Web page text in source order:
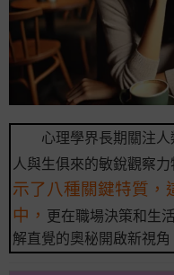
心理學界長期關注
人與生俱來的敏銳觀察力
示了八種關鍵特質，
中， 更在職場決策和生
解直覺的奧秘開啟新視角